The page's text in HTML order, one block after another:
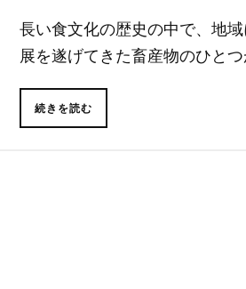
長い食文化の歴史の中で、地
展を遂げてきた畜産物のひとつ
続きを読む